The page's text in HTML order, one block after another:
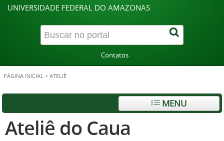
UNIVERSIDADE FEDERAL DO AMAZONAS
Contatos
PÁGINA INICIAL > ATELIÊ
MENU
Ateliê do Caua